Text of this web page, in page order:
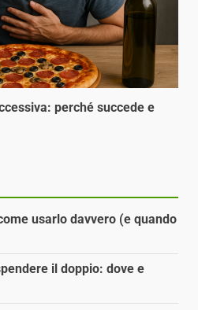
perché succede e
usarlo davvero (e quando
il doppio: dove e